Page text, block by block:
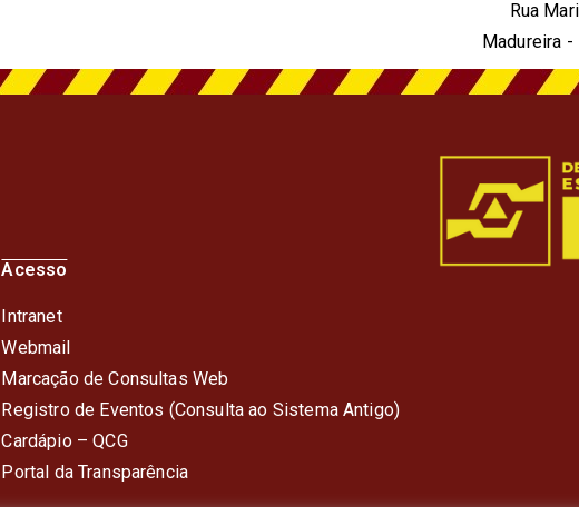
Rua
Madureira
Acesso
Intranet
Webmail
Marcação de Consultas Web
Registro de Eventos (Consulta ao Sistema Antigo)
Cardápio – QCG
Portal da Transparência